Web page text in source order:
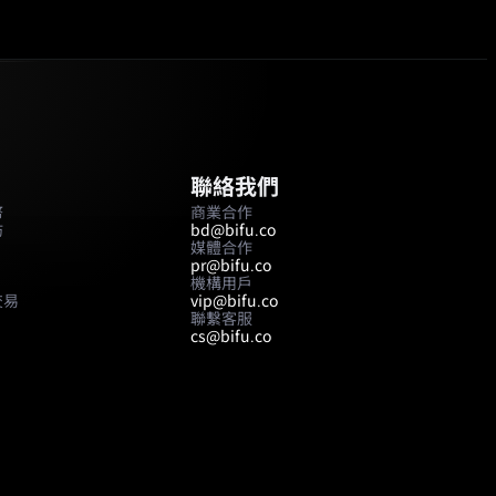
聯絡我們
商業合作
bd@bifu.co
媒體合作
pr@bifu.co
機構用戶
vip@bifu.co
聯繫客服
cs@bifu.co